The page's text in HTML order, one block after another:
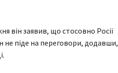
він заявив, що стосовно Росії
не піде на переговори, додавши,